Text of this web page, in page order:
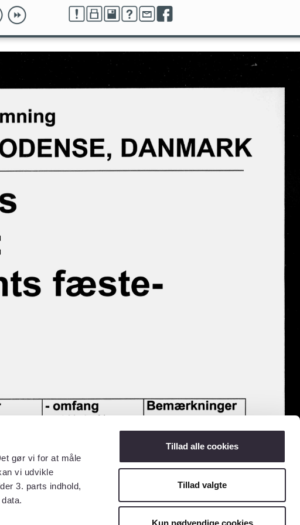
gør vi for at måle
vi udvikle
3. parts indhold,
data.
Tillad alle cookies
Tillad valgte
Kun nødvendige cookies